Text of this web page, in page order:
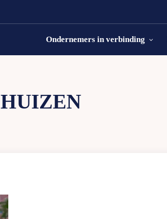
Ondernemers in verbinding
HUIZEN